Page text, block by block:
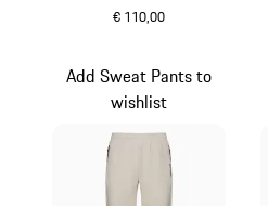
€ 110,00
Add Sweat Pants to
wishlist